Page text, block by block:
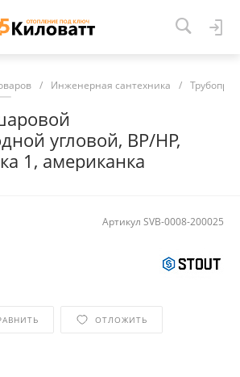
/ Инженерная сантехника /
угловой, ВР/НР,
1, американка
Артикул SVB-0008-200025
ОТЛОЖИТЬ